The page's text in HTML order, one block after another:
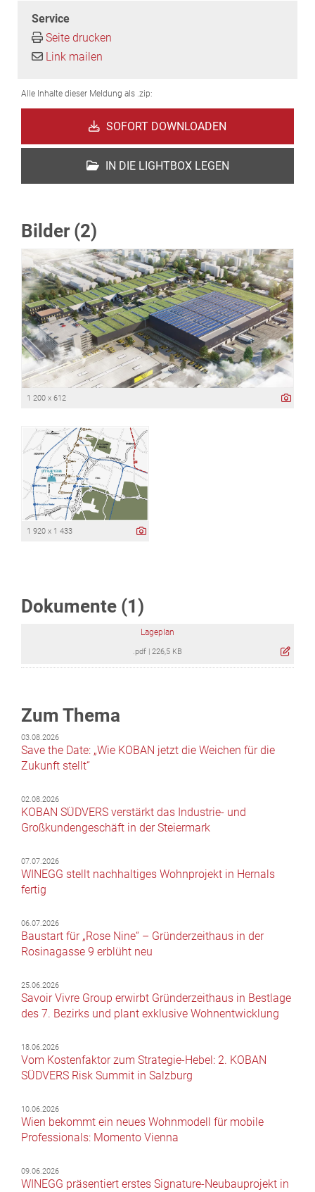
Service
Seite drucken
Link mailen
Alle Inhalte dieser Meldung als .zip:
SOFORT DOWNLOADEN
IN DIE LIGHTBOX LEGEN
Bilder (2)
1 200 x 612
1 920 x 1 433
Dokumente (1)
Lageplan
.pdf 226,5 KB
Zum Thema
03.08.2026
Save the Date: „Wie KOBAN jetzt die Weichen für die
Zukunft stellt“
02.08.2026
KOBAN SÜDVERS verstärkt das Industrie- und
Großkundengeschäft in der Steiermark
07.07.2026
WINEGG stellt nachhaltiges Wohnprojekt in Hernals
fertig
06.07.2026
Baustart für „Rose Nine“ – Gründerzeithaus in der
Rosinagasse 9 erblüht neu
25.06.2026
Savoir Vivre Group erwirbt Gründerzeithaus in Bestlage
des 7. Bezirks und plant exklusive Wohnentwicklung
18.06.2026
Vom Kostenfaktor zum Strategie-Hebel: 2. KOBAN
SÜDVERS Risk Summit in Salzburg
10.06.2026
Wien bekommt ein neues Wohnmodell für mobile
Professionals: Momento Vienna
09.06.2026
WINEGG präsentiert erstes Signature-Neubauprojekt in